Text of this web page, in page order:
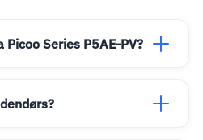
Picoo Series P5AE-PV?